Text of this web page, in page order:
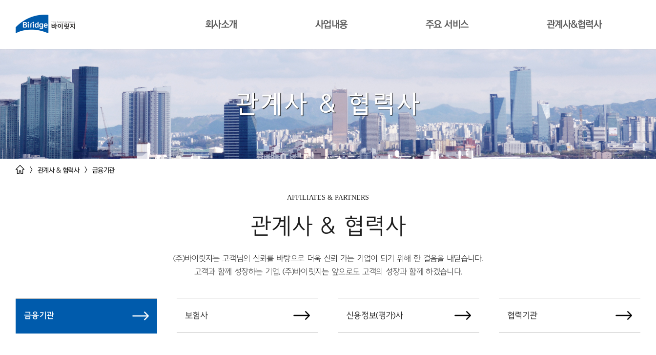
회사소개 사업내용 주요 서비스 관계사&협력사
관계사 & 협력사
> 관계사 & 협력사> 금융기관
AFFILIATES & PARTNERS
관계사 & 협력사
(주)바이릿지는 고객님의 신뢰를 바탕으로 더욱 신뢰 가는 기업이 되기 위해 한 걸음을 내딛습니다.
고객과 함께 성장하는 기업, (주)바이릿지는 앞으로도 고객의 성장과 함께 하겠습니다.
금융기관 보험사 신용정보(평가)사 협력기관